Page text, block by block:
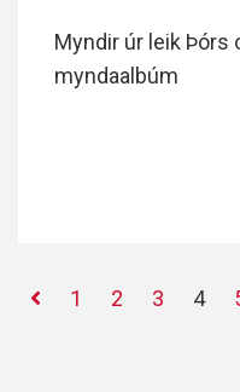
Myndir úr leik Þórs
myndaalbúm
1 2 3 4